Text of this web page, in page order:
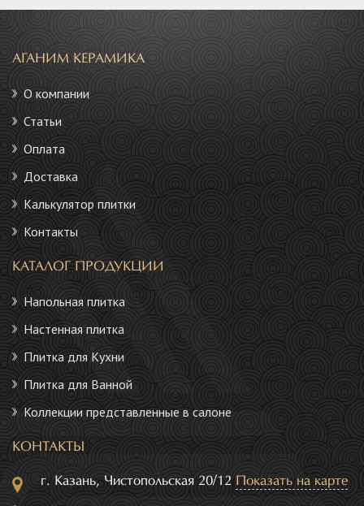
АГАНИМ КЕРАМИКА
О компании
Статьи
Оплата
Доставка
Калькулятор плитки
Контакты
КАТАЛОГ ПРОДУКЦИИ
Напольная плитка
Настенная плитка
Плитка для Кухни
Плитка для Ванной
Коллекции представленные в салоне
КОНТАКТЫ
г. Казань, Чистопольская 20/12 Показать на карте